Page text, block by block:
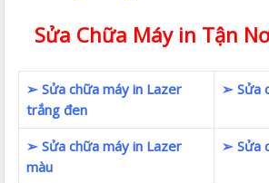
Sửa Chữa Máy in Tận
➢ Sửa chữa máy in Lazer
trắng đen
➢ Sửa
➢ Sửa chữa máy in Lazer
màu
➢ Sửa